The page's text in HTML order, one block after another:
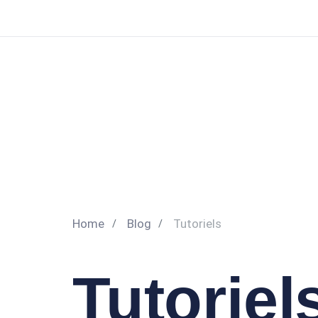
Home Blog Tutoriels